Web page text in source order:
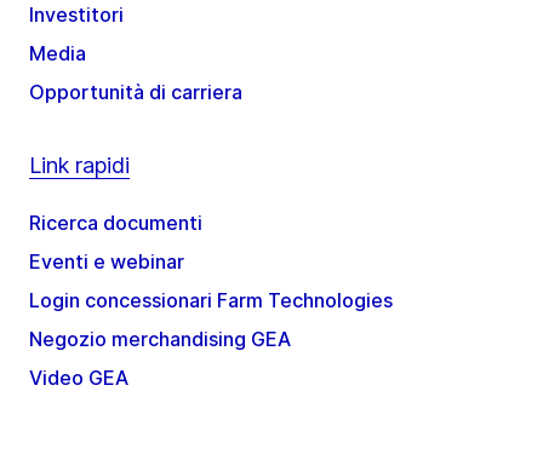
Investitori
Media
Opportunità di carriera
Link rapidi
Ricerca documenti
Eventi e webinar
Login concessionari Farm Technologies
Negozio merchandising GEA
Video GEA